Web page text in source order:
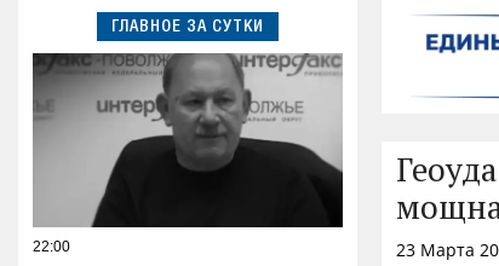
ГЛАВНОЕ ЗА СУТКИ
22:00 23 Марта